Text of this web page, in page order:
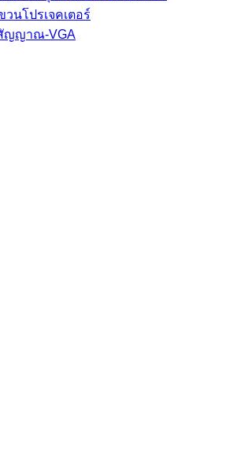
วนโปรเจคเตอร์
ญญาณ-VGA